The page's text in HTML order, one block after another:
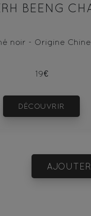
noir - Origine Chine
19€
DÉCOUVRIR